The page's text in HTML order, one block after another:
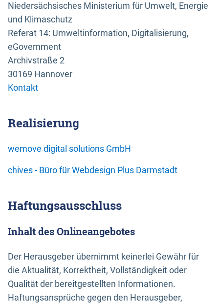
Niedersächsisches Ministerium für Umwelt, Energie
und Klimaschutz
Referat 14: Umweltinformation, Digitalisierung,
eGovernment
Archivstraße 2
30169 Hannover
Kontakt
Realisierung
wemove digital solutions GmbH
chives - Büro für Webdesign Plus Darmstadt
Haftungsausschluss
Inhalt des Onlineangebotes
Der Herausgeber übernimmt keinerlei Gewähr für
die Aktualität, Korrektheit, Vollständigkeit oder
Qualität der bereitgestellten Informationen.
Haftungsansprüche gegen den Herausgeber,